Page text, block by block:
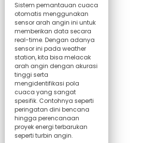
Sistem pemantauan cuaca
otomatis menggunakan
sensor arah angin ini untuk
memberikan data secara
real-time. Dengan adanya
sensor ini pada weather
station, kita bisa melacak
arah angin dengan akurasi
tinggi serta
mengidentifikasi pola
cuaca yang sangat
spesifik. Contohnya seperti
peringatan dini bencana
hingga perencanaan
proyek energi terbarukan
seperti turbin angin.